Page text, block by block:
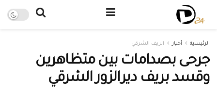
الرئيسية أخبار الريف الشرقي
جرحى بصدامات بين متظاهرين
وقسد بريف ديرالزور الشرقي